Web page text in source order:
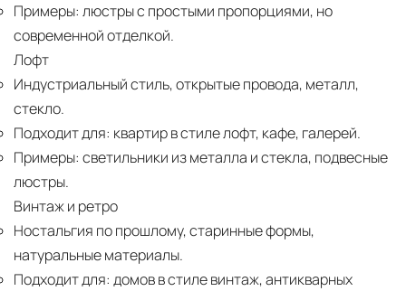
Примеры: люстры с простыми пропорциями, но
современной отделкой.
Лофт
Индустриальный стиль, открытые провода, металл,
стекло.
Подходит для: квартир в стиле лофт, кафе, галерей.
Примеры: светильники из металла и стекла, подвесные
люстры.
Винтаж и ретро
Ностальгия по прошлому, старинные формы,
натуральные материалы.
Подходит для: домов в стиле винтаж, антикварных